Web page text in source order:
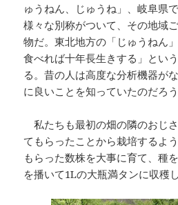
ゅうねん、じゅうね」、岐阜県
様々な別称がついて、その地域
物だ。東北地方の「じゅうねん
食べれば十年長生きする」とい
る。昔の人は高度な分析機器が
に良いことを知っていたのだろう
私たちも最初の畑の隣のおじ
てもらったことから栽培するよ
もらった数株を大事に育て、種
を播いて1Lの大瓶満タンに収穫し